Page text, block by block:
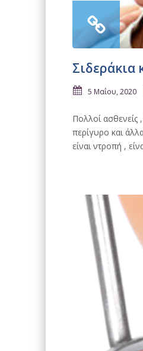
Σιδεράκια
5 Μαΐου, 2020
Πολλοί ασθενείς
περίγυρο και
είναι ντροπή ,